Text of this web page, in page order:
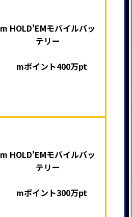
m HOLD'EMモバイルバッ
テリー
mポイント400万pt
m HOLD'EMモバイルバッ
テリー
mポイント300万pt